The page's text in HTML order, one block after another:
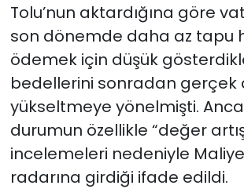
Tolu’nun aktardığına göre
son dönemde daha az tapu
ödemek için düşük
bedellerini sonradan gerçek
yükseltmeye yönelmişti.
durumun özellikle “değer
incelemeleri nedeniyle
radarına girdiği ifade edildi.